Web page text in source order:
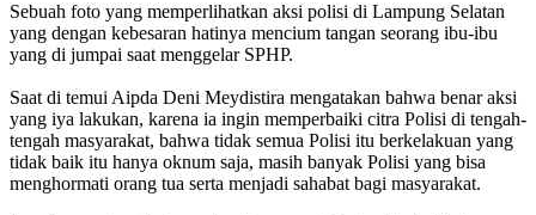
‎Sebuah foto yang memperlihatkan aksi polisi di Lampung Selatan
yang dengan kebesaran hatinya mencium tangan seorang ibu-ibu
yang di jumpai saat menggelar SPHP.
‎Saat di temui Aipda Deni Meydistira mengatakan bahwa benar aksi
yang iya lakukan, karena ia ingin memperbaiki citra Polisi di tengah-
tengah masyarakat, bahwa tidak semua Polisi itu berkelakuan yang
tidak baik itu hanya oknum saja, masih banyak Polisi yang bisa
menghormati orang tua serta menjadi sahabat bagi masyarakat.